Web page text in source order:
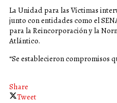
La Unidad para las Víctimas
junto con entidades como el
para la Reincorporación y la
Atlántico.
“Se establecieron compromisos
Share
Tweet